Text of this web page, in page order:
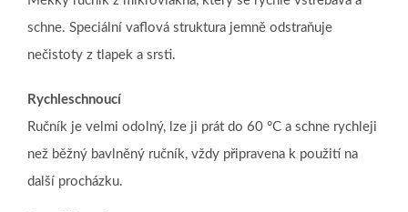
schne. Speciální vaflová struktura jemně odstraňuje
nečistoty z tlapek a srsti.
Rychleschnoucí
Ručník je velmi odolný, lze ji prát do 60 °C a schne rychleji
než běžný bavlněný ručník, vždy připravena k použití na
další procházku.